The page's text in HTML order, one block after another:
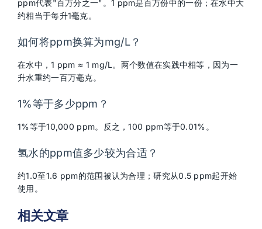
ppm代表"百万分之一"。1 ppm是百万份中的一份；在水中大
约相当于每升1毫克。
如何将ppm换算为mg/L？
在水中，1 ppm ≈ 1 mg/L。两个数值在实践中相等，因为一
升水重约一百万毫克。
1%等于多少ppm？
1%等于10,000 ppm。反之，100 ppm等于0.01%。
氢水的ppm值多少较为合适？
约1.0至1.6 ppm的范围被认为合理；研究从0.5 ppm起开始
使用。
相关文章